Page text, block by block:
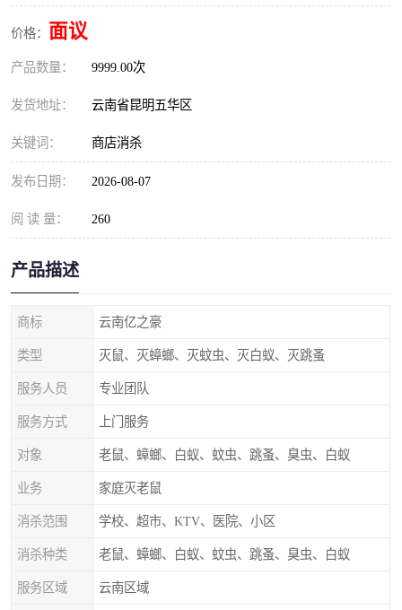
价格： 面议
产品数量： 9999.00次
发货地址： 云南省昆明五华区
关键词： 商店消杀
发布日期： 2026-08-07
阅 读 量： 260
产品描述
商标 云南亿之豪
类型 灭鼠、灭蟑螂、灭蚊虫、灭白蚁、灭跳蚤
服务人员 专业团队
服务方式 上门服务
对象 老鼠、蟑螂、白蚁、蚊虫、跳蚤、臭虫、白蚁
业务 家庭灭老鼠
消杀范围 学校、超市、KTV、医院、小区
消杀种类 老鼠、蟑螂、白蚁、蚊虫、跳蚤、臭虫、白蚁
服务区域 云南区域